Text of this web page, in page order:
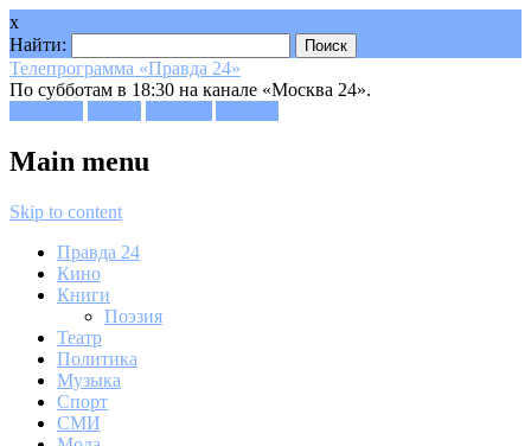
x
Найти:
Телепрограмма «Правда 24»
По субботам в 18:30 на канале «Москва 24».
Main menu
Skip to content
Правда 24
Кино
Книги
Поэзия
Театр
Политика
Музыка
Спорт
СМИ